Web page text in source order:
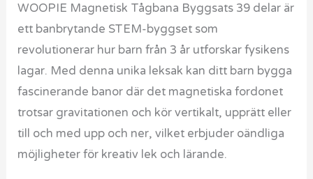
WOOPIE Magnetisk Tågbana Byggsats 39 delar är
ett banbrytande STEM-byggset som
revolutionerar hur barn från 3 år utforskar fysikens
lagar. Med denna unika leksak kan ditt barn bygga
fascinerande banor där det magnetiska fordonet
trotsar gravitationen och kör vertikalt, upprätt eller
till och med upp och ner, vilket erbjuder oändliga
möjligheter för kreativ lek och lärande.